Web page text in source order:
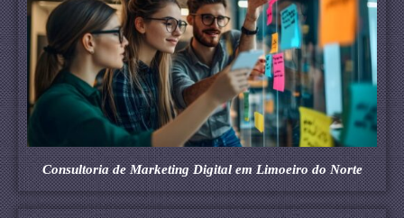
Consultoria de Marketing Digital em Limoeiro do Norte